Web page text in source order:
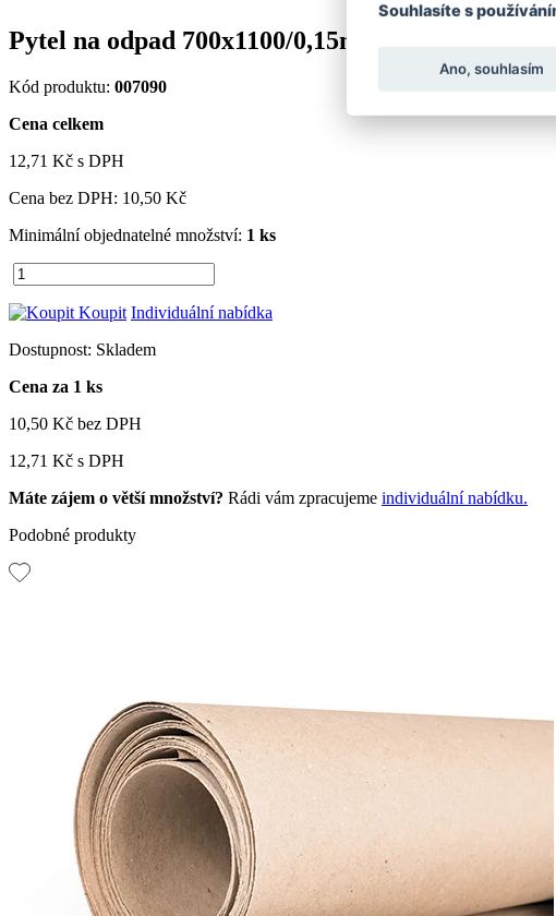
Pytel na odpad 700x1100/0,15mm, 120 l, černý
Kód produktu: 007090
Cena celkem
12,71 Kč s DPH
Cena bez DPH: 10,50 Kč
Minimální objednatelné množství: 1 ks
Koupit Individuální nabídka
Dostupnost: Skladem
Cena za 1 ks
10,50 Kč bez DPH
12,71 Kč s DPH
Máte zájem o větší množství? Rádi vám zpracujeme individuální nabídku.
Podobné produkty
Souhlasíte s
Ano, souhlasím